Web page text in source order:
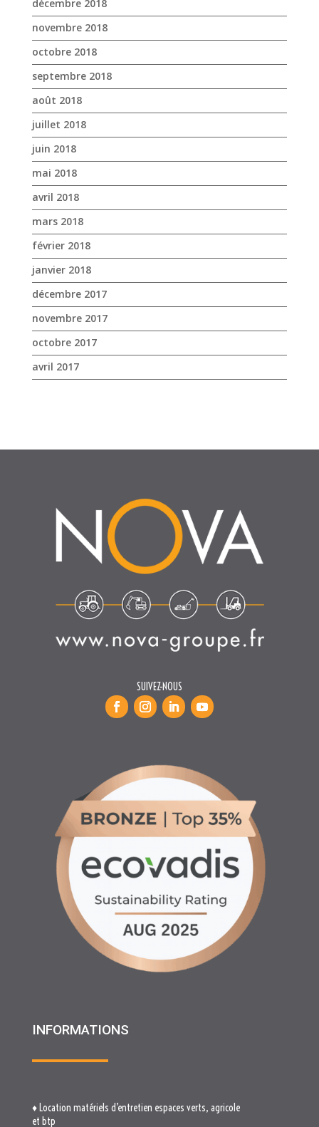
juillet 2018
juin 2018
mai 2018
avril 2018
mars 2018
février 2018
janvier 2018
décembre 2017
novembre 2017
octobre 2017
avril 2017
SUIVEZ-NOUS
INFORMATIONS
♦ Partenariats
♦ Recrutement
♦ Materiels BTP , Recyclage Environnement MEDIMAT